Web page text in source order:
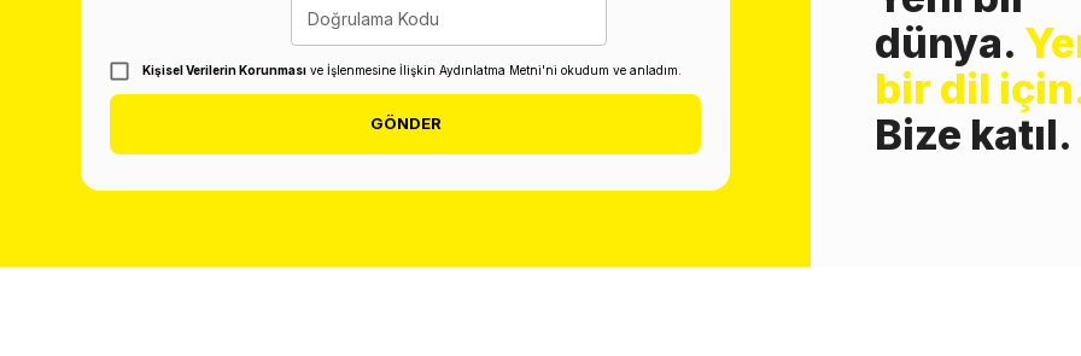
Doğrulama Kodu
Kişisel Verilerin Korunması ve İşlenmesine İlişkin Aydınlatma Metni'ni okudum ve anladım.
GÖNDER
dünya.
bir dil
Bize katıl.